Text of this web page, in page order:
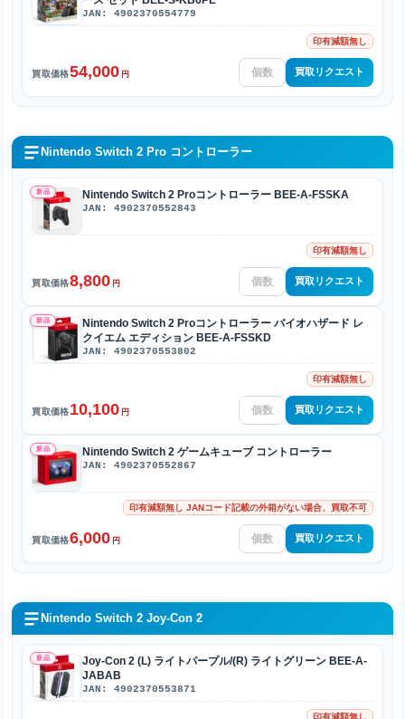
JAN: 4902370554779
印有減額無し
買取価格54,000 円 買取リクエスト
Nintendo Switch 2 Pro コントローラー
新品 Nintendo Switch 2 Proコントローラー BEE-A-FSSKA
JAN: 4902370552843
印有減額無し
買取価格8,800 円 買取リクエスト
新品
Nintendo Switch 2 Proコントローラー バイオハザード レ
クイエム エディション BEE-A-FSSKD
JAN: 4902370553802
印有減額無し
買取価格10,100 円 買取リクエスト
新品 Nintendo Switch 2 ゲームキューブ コントローラー
JAN: 4902370552867
印有減額無し JANコード記載の外箱がない場合、買取不可
買取価格6,000 円 買取リクエスト
Nintendo Switch 2 Joy-Con 2
新品
Joy-Con 2 (L) ライトパープル/(R) ライトグリーン BEE-A-
JABAB
JAN: 4902370553871
印有減額無し